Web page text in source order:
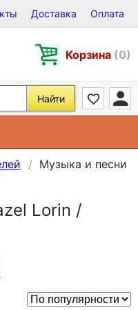
Виниле, CD и DVD
Доставка Оплата
Корзина (0)
Найти
Музыка и песни
Lorin /